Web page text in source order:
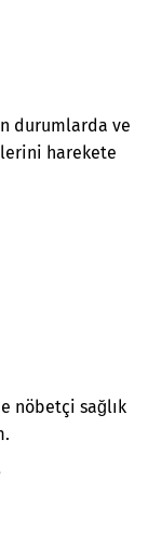
durumlarda ve
harekete
nöbetçi sağlık